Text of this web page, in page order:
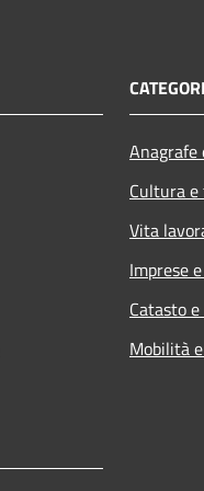
Cultura
Vita
Imprese
Catasto
Mobilità